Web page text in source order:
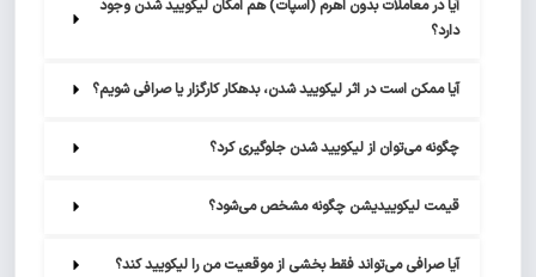
دارد؟
آیا ممکن است در اثر لیکویید شدن، بدهکار کارگزار یا صرافی شویم؟
چگونه می‌توان از لیکویید شدن جلوگیری کرد؟
قیمت لیکوییدیشن چگونه مشخص می‌شود؟
آیا صرافی می‌تواند فقط بخشی از موقعیت من را لیکویید کند؟